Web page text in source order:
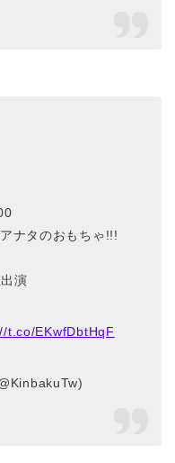
ナタのおもちゃ!!!
演
t.co/EKwfDbtHqF